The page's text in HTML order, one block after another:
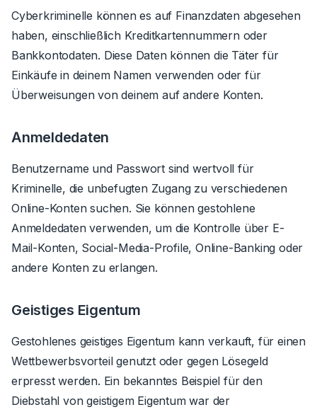
Cyberkriminelle können es auf Finanzdaten abgesehen
haben, einschließlich Kreditkartennummern oder
Bankkontodaten. Diese Daten können die Täter für
Einkäufe in deinem Namen verwenden oder für
Überweisungen von deinem auf andere Konten.
Anmeldedaten
Benutzername und Passwort sind wertvoll für
Kriminelle, die unbefugten Zugang zu verschiedenen
Online-Konten suchen. Sie können gestohlene
Anmeldedaten verwenden, um die Kontrolle über E-
Mail-Konten, Social-Media-Profile, Online-Banking oder
andere Konten zu erlangen.
Geistiges Eigentum
Gestohlenes geistiges Eigentum kann verkauft, für einen
Wettbewerbsvorteil genutzt oder gegen Lösegeld
erpresst werden. Ein bekanntes Beispiel für den
Diebstahl von geistigem Eigentum war der